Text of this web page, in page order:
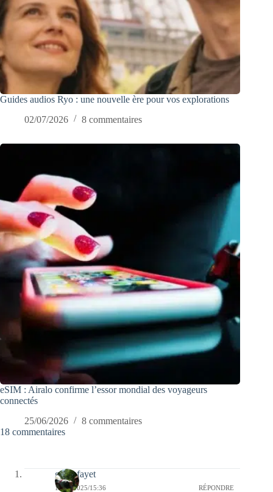
Guides audios Ryo : une nouvelle ère pour vos explorations
02/07/2026
8 commentaires
eSIM : Airalo confirme l’essor mondial des voyageurs
connectés
25/06/2026
8 commentaires
18 commentaires
giselefayet
17/09/2025/15:36 RÉPONDRE